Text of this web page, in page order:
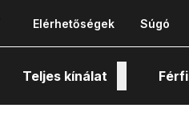
Elérhetőségek Súgó
Teljes kínálat Férfi